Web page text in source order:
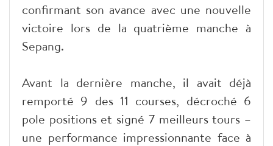
confirmant son avance avec une nouvelle
victoire lors de la quatrième manche à
Sepang.
Avant la dernière manche, il avait déjà
remporté 9 des 11 courses, décroché 6
pole positions et signé 7 meilleurs tours –
une performance impressionnante face à